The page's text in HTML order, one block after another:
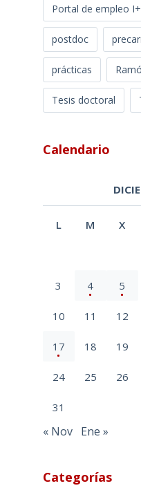
Portal de empleo
postdoc
prácticas
Tesis doctoral
Calendario
L M X
3 4 5
10 11 12
17 18 19
24 25 26
31
« Nov Ene »
Categorías